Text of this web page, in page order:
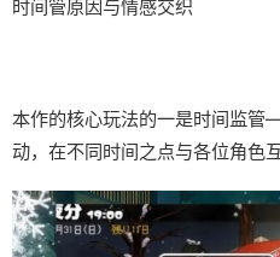
时间管原因与情感交织
本作的核心玩法的一是时间监
动，在不同时间之点与各位角色互